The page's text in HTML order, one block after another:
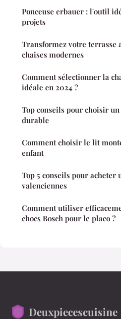
Ponceuse erbauer : l'outil
projets
Transformez votre terrasse
chaises modernes
Comment sélectionner la
idéale en 2024 ?
Top conseils pour choisir
durable
Comment choisir le lit
enfant
Top 5 conseils pour acheter
valenciennes
Comment utiliser
chocs Bosch pour le placo ?
Deuxpiecescuisine